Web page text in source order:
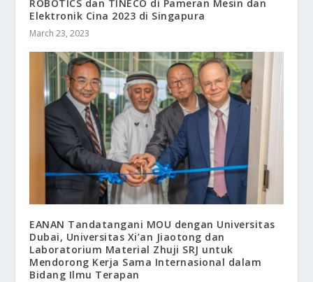
ROBOTICS dan TINECO di Pameran Mesin dan
Elektronik Cina 2023 di Singapura
March 23, 2023
EANAN Tandatangani MOU dengan Universitas
Dubai, Universitas Xi’an Jiaotong dan
Laboratorium Material Zhuji SRJ untuk
Mendorong Kerja Sama Internasional dalam
Bidang Ilmu Terapan